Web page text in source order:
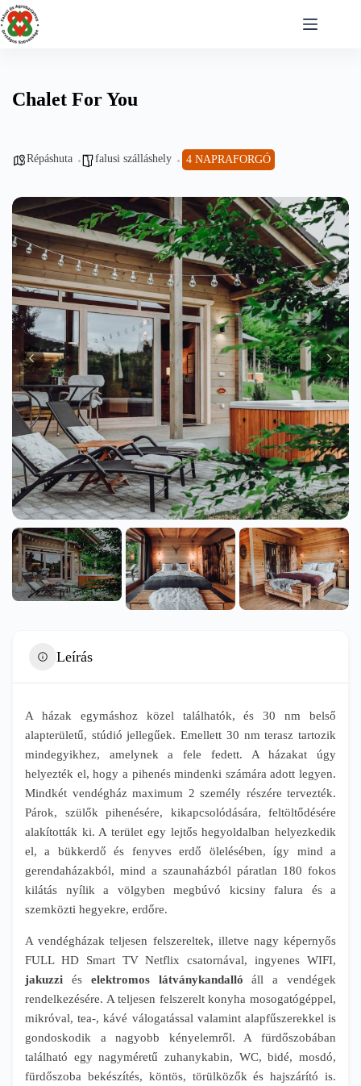
Skip
to
content
Chalet For You
Répáshuta falusi szálláshely 4 NAPRAFORGÓ
Leírás
A házak egymáshoz közel találhatók, és 30 nm belső
alapterületű, stúdió jellegűek. Emellett 30 nm terasz tartozik
mindegyikhez, amelynek a fele fedett. A házakat úgy
helyezték el, hogy a pihenés mindenki számára adott legyen.
Mindkét vendégház maximum 2 személy részére tervezték.
Párok, szülők pihenésére, kikapcsolódására, feltöltődésére
alakították ki. A terület egy lejtős hegyoldalban helyezkedik
el, a bükkerdő és fenyves erdő ölelésében, így mind a
gerendaházakból, mind a szaunaházból páratlan 180 fokos
kilátás nyílik a völgyben megbúvó kicsiny falura és a
szemközti hegyekre, erdőre.
A vendégházak teljesen felszereltek, illetve nagy képernyős
FULL HD Smart TV Netflix csatornával, ingyenes WIFI,
jakuzzi és elektromos látványkandalló áll a vendégek
rendelkezésére. A teljesen felszerelt konyha mosogatógéppel,
mikróval, tea-, kávé válogatással valamint alapfűszerekkel is
gondoskodik a nagyobb kényelemről. A fürdőszobában
található egy nagyméretű zuhanykabin, WC, bidé, mosdó,
fürdőszoba bekészítés, köntös, törülközők és hajszárító is.